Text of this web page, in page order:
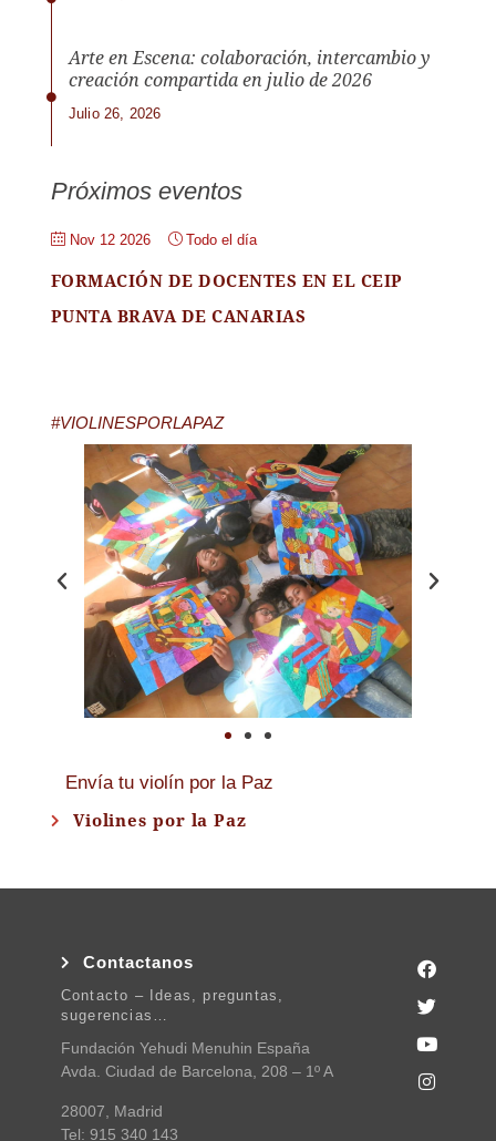
Arte en Escena: colaboración, intercambio y
creación compartida en julio de 2026
Julio 26, 2026
Próximos eventos
Nov 12 2026 Todo el día
FORMACIÓN DE DOCENTES EN EL CEIP
PUNTA BRAVA DE CANARIAS
#VIOLINESPORLAPAZ
Envía tu violín por la Paz
Violines por la Paz
Contactanos
Contacto – Ideas, preguntas,
sugerencias…
Fundación Yehudi Menuhin España
Avda. Ciudad de Barcelona, 208 – 1º A
28007, Madrid
Tel: 915 340 143